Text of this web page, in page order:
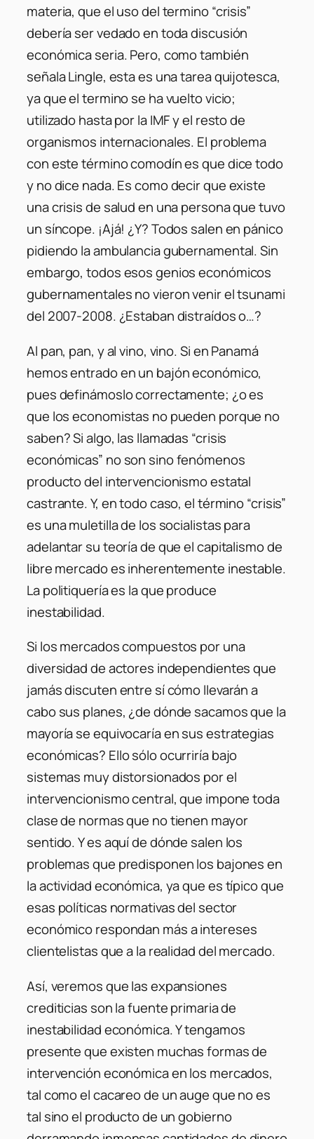
materia, que el uso del termino “crisis”
debería ser vedado en toda discusión
económica seria. Pero, como también
señala Lingle, esta es una tarea quijotesca,
ya que el termino se ha vuelto vicio;
utilizado hasta por la IMF y el resto de
organismos internacionales. El problema
con este término comodín es que dice todo
y no dice nada. Es como decir que existe
una crisis de salud en una persona que tuvo
un síncope. ¡Ajá! ¿Y? Todos salen en pánico
pidiendo la ambulancia gubernamental. Sin
embargo, todos esos genios económicos
gubernamentales no vieron venir el tsunami
del 2007-2008. ¿Estaban distraídos o…?
Al pan, pan, y al vino, vino. Si en Panamá
hemos entrado en un bajón económico,
pues definámoslo correctamente; ¿o es
que los economistas no pueden porque no
saben? Si algo, las llamadas “crisis
económicas” no son sino fenómenos
producto del intervencionismo estatal
castrante. Y, en todo caso, el término “crisis”
es una muletilla de los socialistas para
adelantar su teoría de que el capitalismo de
libre mercado es inherentemente inestable.
La politiquería es la que produce
inestabilidad.
Si los mercados compuestos por una
diversidad de actores independientes que
jamás discuten entre sí cómo llevarán a
cabo sus planes, ¿de dónde sacamos que la
mayoría se equivocaría en sus estrategias
económicas? Ello sólo ocurriría bajo
sistemas muy distorsionados por el
intervencionismo central, que impone toda
clase de normas que no tienen mayor
sentido. Y es aquí de dónde salen los
problemas que predisponen los bajones en
la actividad económica, ya que es típico que
esas políticas normativas del sector
económico respondan más a intereses
clientelistas que a la realidad del mercado.
Así, veremos que las expansiones
crediticias son la fuente primaria de
inestabilidad económica. Y tengamos
presente que existen muchas formas de
intervención económica en los mercados,
tal como el cacareo de un auge que no es
tal sino el producto de un gobierno